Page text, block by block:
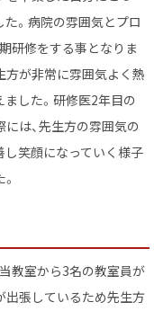
。病院の雰囲気とプロ
研修をする事となりま
方が非常に雰囲気よく熱
した。研修医2年目の
は、先生方の雰囲気の
し笑顔になっていく様子
教室から3名の教室員が
出張しているため先生方